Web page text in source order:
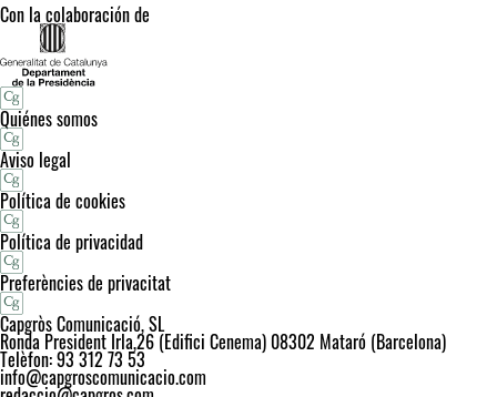
Con la colaboración de
Quiénes somos
Aviso legal
Política de cookies
Política de privacidad
Preferències de privacitat
Capgròs Comunicació, SL
Ronda President Irla,26 (Edifici Cenema) 08302 Mataró (Barcelona)
Telèfon: 93 312 73 53
info@capgroscomunicacio.com